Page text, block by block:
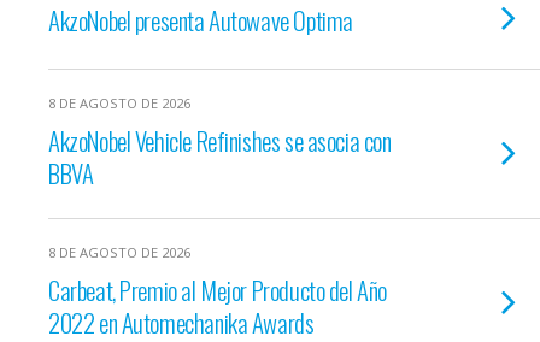
AkzoNobel presenta Autowave Optima
8 DE AGOSTO DE 2026
AkzoNobel Vehicle Refinishes se asocia con
BBVA
8 DE AGOSTO DE 2026
Carbeat, Premio al Mejor Producto del Año
2022 en Automechanika Awards